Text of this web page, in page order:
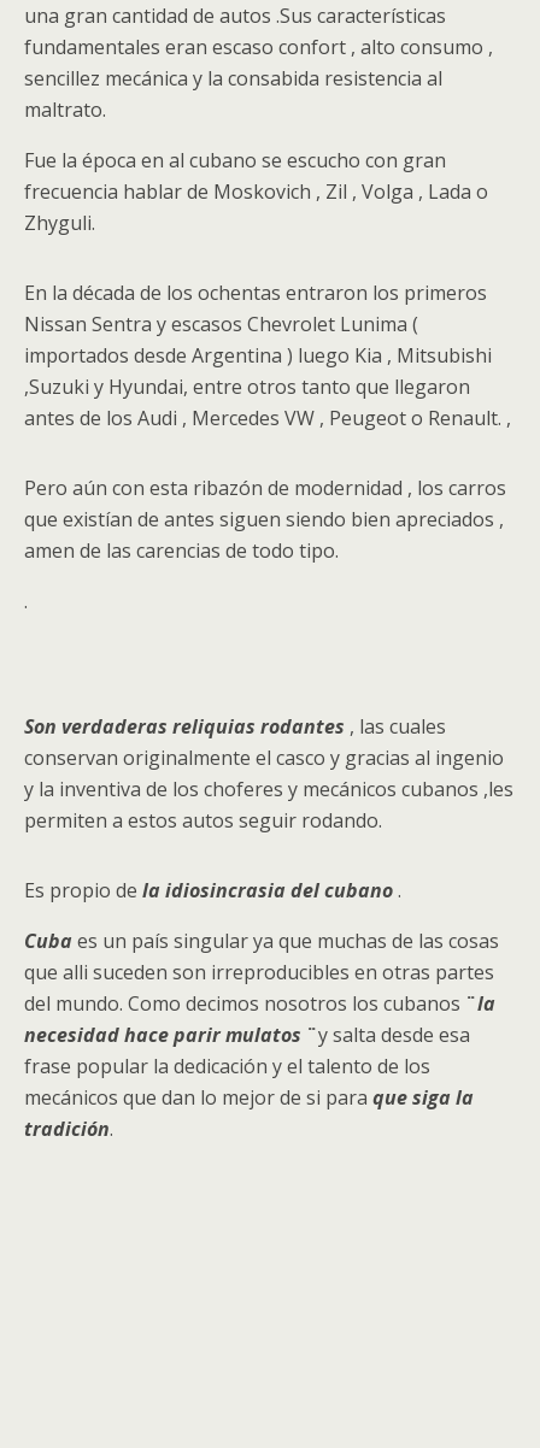
una gran cantidad de autos .Sus características
fundamentales eran escaso confort , alto consumo ,
sencillez mecánica y la consabida resistencia al
maltrato.
Fue la época en al cubano se escucho con gran
frecuencia hablar de Moskovich , Zil , Volga , Lada o
Zhyguli.
En la década de los ochentas entraron los primeros
Nissan Sentra y escasos Chevrolet Lunima (
importados desde Argentina ) luego Kia , Mitsubishi
,Suzuki y Hyundai, entre otros tanto que llegaron
antes de los Audi , Mercedes VW , Peugeot o Renault. ,
Pero aún con esta ribazón de modernidad , los carros
que existían de antes siguen siendo bien apreciados ,
amen de las carencias de todo tipo.
.
Son verdaderas reliquias rodantes , las cuales
conservan originalmente el casco y gracias al ingenio
y la inventiva de los choferes y mecánicos cubanos ,les
permiten a estos autos seguir rodando.
Es propio de la idiosincrasia del cubano.
Cuba es un país singular ya que muchas de las cosas
que alli suceden son irreproducibles en otras partes
del mundo. Como decimos nosotros los cubanos ¨la
necesidad hace parir mulatos ¨y salta desde esa
frase popular la dedicación y el talento de los
mecánicos que dan lo mejor de si para que siga la
tradición.